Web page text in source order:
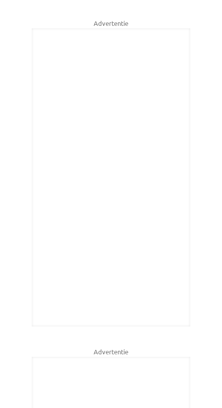
Advertentie
Advertentie